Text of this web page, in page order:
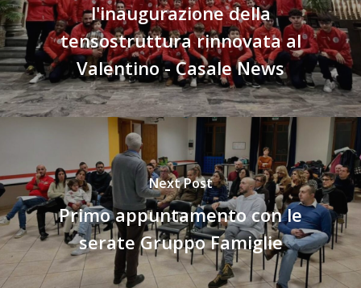
l'inaugurazione della
tensostruttura rinnovata al
Valentino - Casale News
Next Post
Primo appuntamento con le
serate Gruppo Famiglie